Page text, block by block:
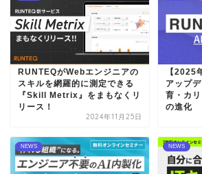
RUNTEQがWebエンジニアの
スキルを網羅的に測定できる
『Skill Metrix』をまもなくリ
リース！
2024年11月25日
【2025
アップ
育・カ
の進化
NEWS NEWS